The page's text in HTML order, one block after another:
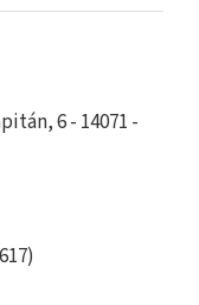
6 - 14071 -